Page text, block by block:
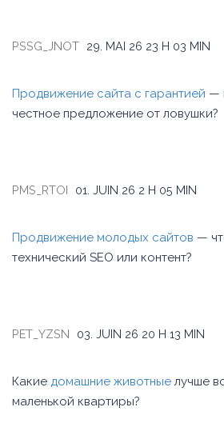
PSSG_JNOT 29. MAI 26 23 H 03 MIN
Продвижение сайта с гарантией —
честное предложение от ловушки?
PMS_RTOI 01. JUIN 26 2 H 05 MIN
Продвижение молодых сайтов —
технический SEO или контент?
PET_YZSN 03. JUIN 26 20 H 13 MIN
Какие домашние животные лучше
маленькой квартиры?